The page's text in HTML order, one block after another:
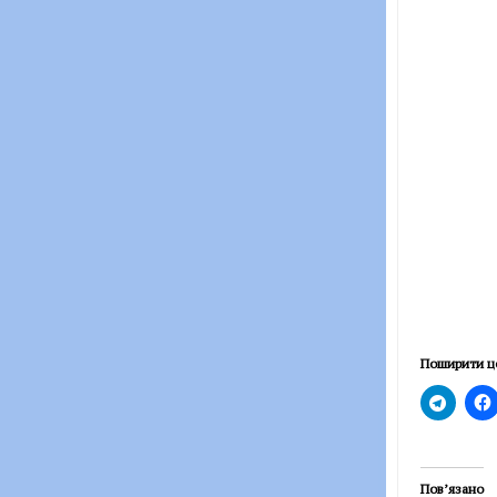
Поширити
Пов’язано